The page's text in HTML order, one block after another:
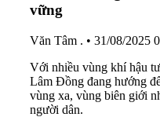
vững
Văn Tâm . • 31/08/2025
Với nhiều vùng khí hậu
Lâm Đồng đang hướng
vùng xa, vùng biên giới
người dân.